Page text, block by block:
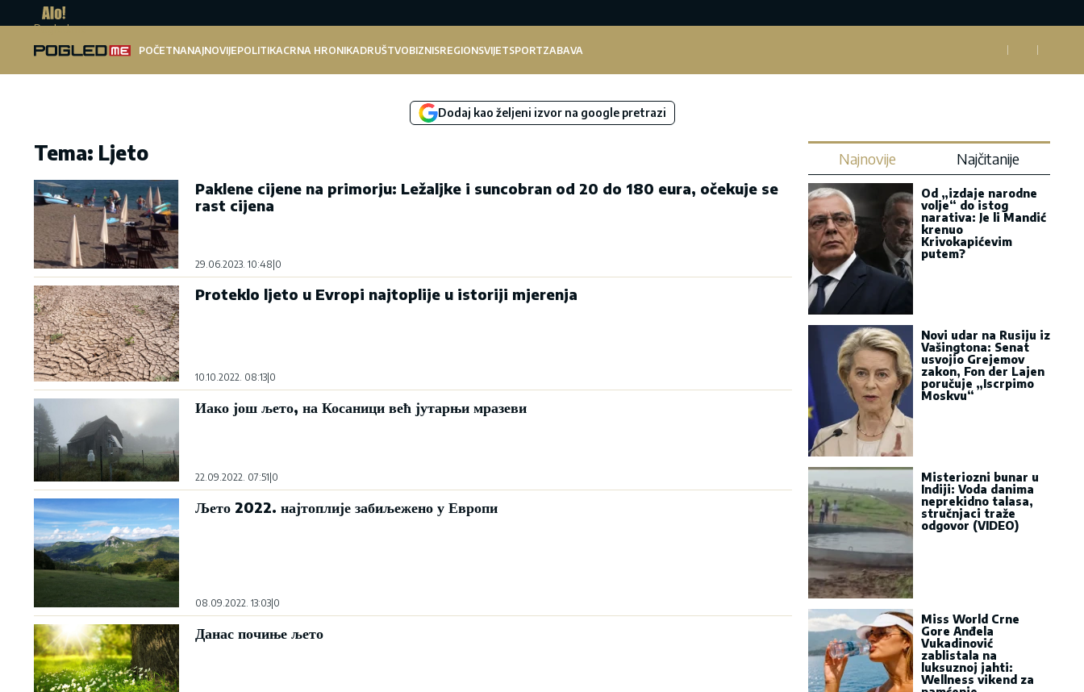
Pogled.me
POČETNANAJNOVIJEPOLITIKACRNA HRONIKADRUŠTVOBIZNISREGIONSVIJETSPORTZABAVA
Dodaj kao željeni izvor na google pretrazi
Tema: Ljeto
Paklene cijene na primorju: Ležaljke i suncobran od 20 do 180 eura, očekuje se
rast cijena
29.06.2023. 10:48 0
Proteklo ljeto u Evropi najtoplije u istoriji mjerenja
10.10.2022. 08:13 0
Иако још љето, на Косаници већ јутарњи мразеви
22.09.2022. 07:51 0
Љето 2022. најтоплије забиљежено у Европи
08.09.2022. 13:03 0
Данас почиње љето
Najnovije Najčitanije
Od „izdaje narodne
volje“ do istog
narativa: Je li Mandić
krenuo
Krivokapićevim
putem?
Novi udar na Rusiju iz
Vašingtona: Senat
usvojio Grejemov
zakon, Fon der Lajen
poručuje „Iscrpimo
Moskvu“
Misteriozni bunar u
Indiji: Voda danima
neprekidno talasa,
stručnjaci traže
odgovor (VIDEO)
Miss World Crne
Gore Anđela
Vukadinović
zablistala na
luksuznoj jahti:
Wellness vikend za